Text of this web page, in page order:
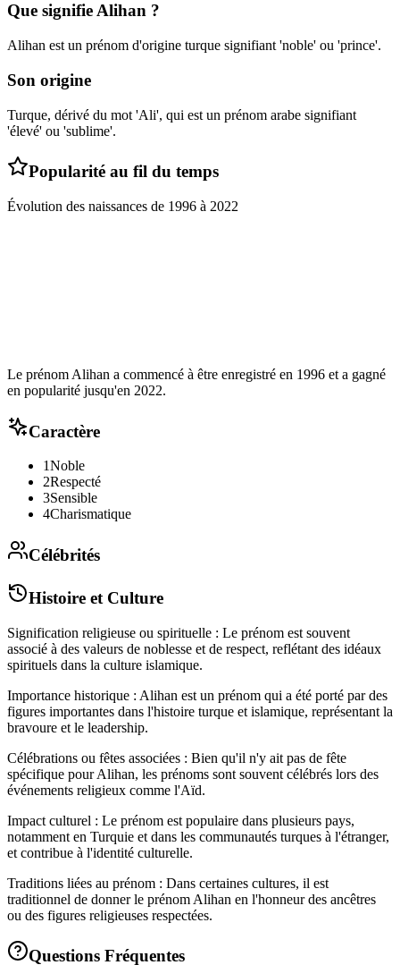
Que signifieAlihan ?
Alihan est un prénom d'origine turque signifiant 'noble' ou 'prince'.
Son origine
Turque, dérivé du mot 'Ali', qui est un prénom arabe signifiant
'élevé' ou 'sublime'.
Popularité au fil du temps
Évolution des naissances de 1996 à 2022
Le prénom Alihan a commencé à être enregistré en 1996 et a gagné
en popularité jusqu'en 2022.
Caractère
1Noble
2Respecté
3Sensible
4Charismatique
Célébrités
Histoire et Culture
Signification religieuse ou spirituelle : Le prénom est souvent
associé à des valeurs de noblesse et de respect, reflétant des idéaux
spirituels dans la culture islamique.
Importance historique : Alihan est un prénom qui a été porté par des
figures importantes dans l'histoire turque et islamique, représentant la
bravoure et le leadership.
Célébrations ou fêtes associées : Bien qu'il n'y ait pas de fête
spécifique pour Alihan, les prénoms sont souvent célébrés lors des
événements religieux comme l'Aïd.
Impact culturel : Le prénom est populaire dans plusieurs pays,
notamment en Turquie et dans les communautés turques à l'étranger,
et contribue à l'identité culturelle.
Traditions liées au prénom : Dans certaines cultures, il est
traditionnel de donner le prénom Alihan en l'honneur des ancêtres
ou des figures religieuses respectées.
Questions Fréquentes